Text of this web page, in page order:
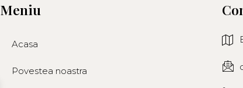
Meniu
Acasa
Povestea noastra